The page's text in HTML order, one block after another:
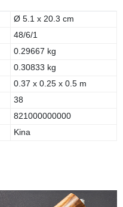
Ø 5.1 x 20.3 cm
48/6/1
0.29667 kg
0.30833 kg
0.37 x 0.25 x 0.5 m
38
821000000000
Kina